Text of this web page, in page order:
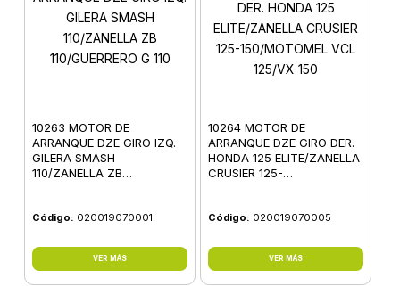
10263 MOTOR DE
ARRANQUE DZE GIRO IZQ.
GILERA SMASH
110/ZANELLA ZB
Código: 020019070001
VER MÁS
10264 MOTOR DE
ARRANQUE DZE GIRO DER.
HONDA 125 ELITE/ZANELLA
CRUSIER 125-
Código: 020019070005
VER MÁS